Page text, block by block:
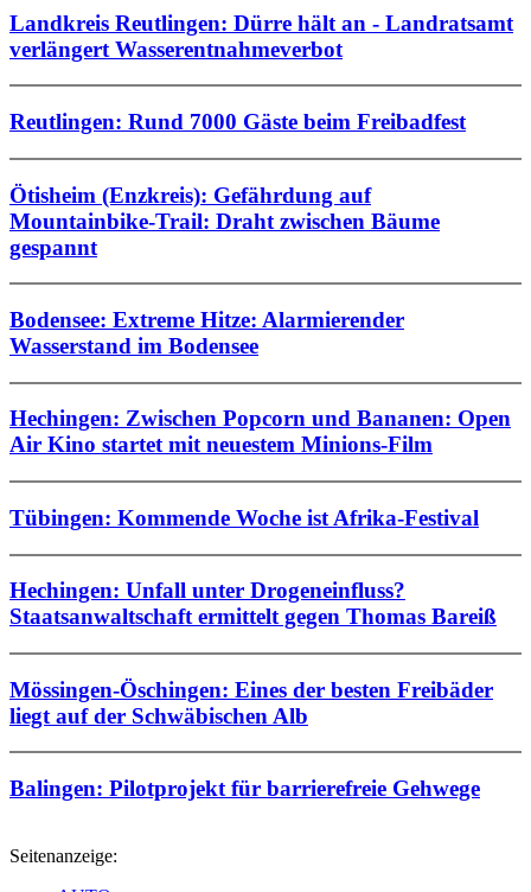
Landkreis Reutlingen: Dürre hält an - Landratsamt
verlängert Wasserentnahmeverbot
Reutlingen: Rund 7000 Gäste beim Freibadfest
Ötisheim (Enzkreis): Gefährdung auf
Mountainbike-Trail: Draht zwischen Bäume
gespannt
Bodensee: Extreme Hitze: Alarmierender
Wasserstand im Bodensee
Hechingen: Zwischen Popcorn und Bananen: Open
Air Kino startet mit neuestem Minions-Film
Tübingen: Kommende Woche ist Afrika-Festival
Hechingen: Unfall unter Drogeneinfluss?
Staatsanwaltschaft ermittelt gegen Thomas Bareiß
Mössingen-Öschingen: Eines der besten Freibäder
liegt auf der Schwäbischen Alb
Balingen: Pilotprojekt für barrierefreie Gehwege
Seitenanzeige: